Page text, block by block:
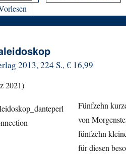
2013, 224 S., € 16,99
2021)
Fünfzehn
von
fünfzehn
für diesen